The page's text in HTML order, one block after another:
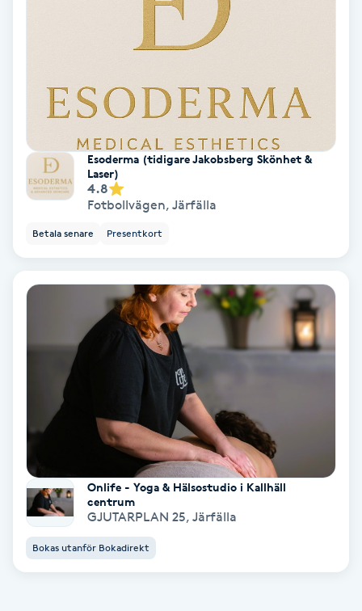
Liktornar
LPG
LPG-behandling
Luggklippning
Lymfmassage
Läpptatuering
Makeup
Manikyr & Pedikyr
Massage
Esoderma (tidigare Jakobsberg Skönhet &
Laser)
4.8
Fotbollvägen, Järfälla
Betala senare Presentkort
Onlife - Yoga & Hälsostudio i Kallhäll
centrum
GJUTARPLAN 25, Järfälla
Bokas utanför Bokadirekt